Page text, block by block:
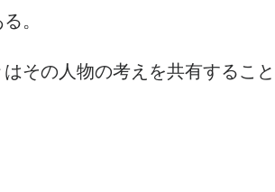
。
その人物の考えを共有すること